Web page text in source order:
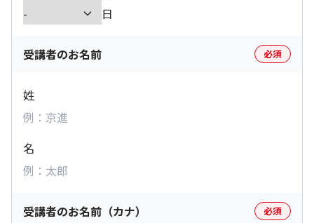
日
受講者のお名前 必須
姓
名
受講者のお名前（カナ） 必須